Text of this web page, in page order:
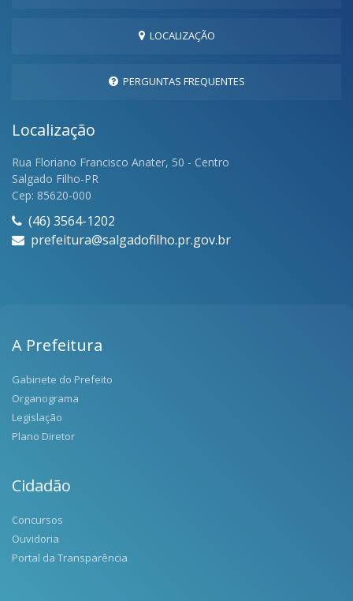
LOCALIZAÇÃO
PERGUNTAS FREQUENTES
Localização
Rua Floriano Francisco Anater, 50 - Centro
Salgado Filho-PR
Cep: 85620-000
(46) 3564-1202
prefeitura@salgadofilho.pr.gov.br
A Prefeitura
Gabinete do Prefeito
Organograma
Legislação
Plano Diretor
Cidadão
Concursos
Ouvidoria
Portal da Transparência